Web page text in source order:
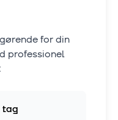
for din
professionel
tag